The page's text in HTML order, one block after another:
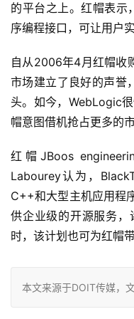
的平台之上。红帽表示
序编程接口，可让用户
自从2006年4月红帽收
市场建立了良好的声誉
头。如今，WebLogic
帽意图借机抢占更多的市
红帽JBoos
Labourey认为，
C++和大型主机应用程
供企业级的开源服务，
时，该计划也可为红帽
本文来源于DOIT传媒，